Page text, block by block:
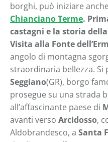
borghi, può iniziare
Chianciano Terme.
castagni e la storia
Visita alla Fonte
angolo di montagna
straordinaria bellezza. Si
Seggiano(GR), borgo
prosegue su una strada
all’affascinante paese di
avanti verso Arcidosso,
Aldobrandesco, a Santa